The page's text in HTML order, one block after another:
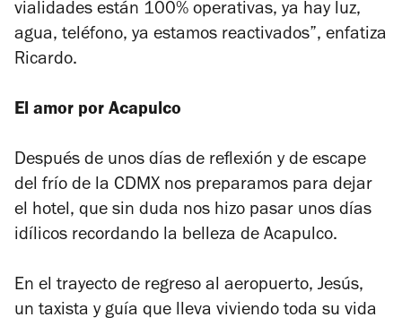
vialidades están 100% operativas, ya hay luz,
agua, teléfono, ya estamos reactivados”, enfatiza
Ricardo.
El amor por Acapulco
Después de unos días de reflexión y de escape
del frío de la CDMX nos preparamos para dejar
el hotel, que sin duda nos hizo pasar unos días
idílicos recordando la belleza de Acapulco.
En el trayecto de regreso al aeropuerto, Jesús,
un taxista y guía que lleva viviendo toda su vida